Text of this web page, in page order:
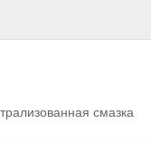
смазка